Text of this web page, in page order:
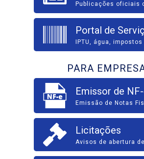
Publicações oficiais
Portal de
IPTU, água,
PARA
Emissor de
Emissão de Notas
Licitações
Avisos de abertura